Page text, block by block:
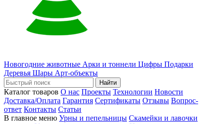
Новогодние животные Арки и тоннели Цифры Подарки
Деревья Шары Арт-объекты
Найти
Каталог товаров О нас Проекты Технологии Новости
Доставка/Оплата Гарантия Сертификаты Отзывы Вопрос-
ответ Контакты Статьи
В главное меню Урны и пепельницы Скамейки и лавочки